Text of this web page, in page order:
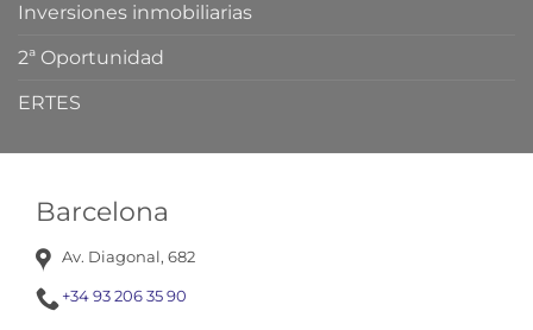
Barcelona
Av. Diagonal, 682
+34 93 206 35 90
Inversiones inmobiliarias
2ª Oportunidad
ERTES